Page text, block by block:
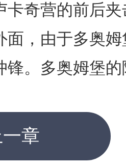
卡奇营的前后
面，由于多奥
锋。多奥姆堡
一章